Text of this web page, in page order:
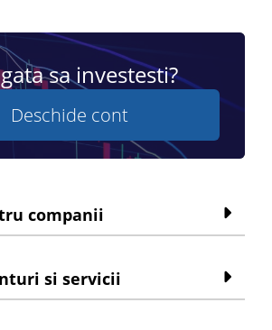
sa investesti?
Deschide cont
companii
si servicii